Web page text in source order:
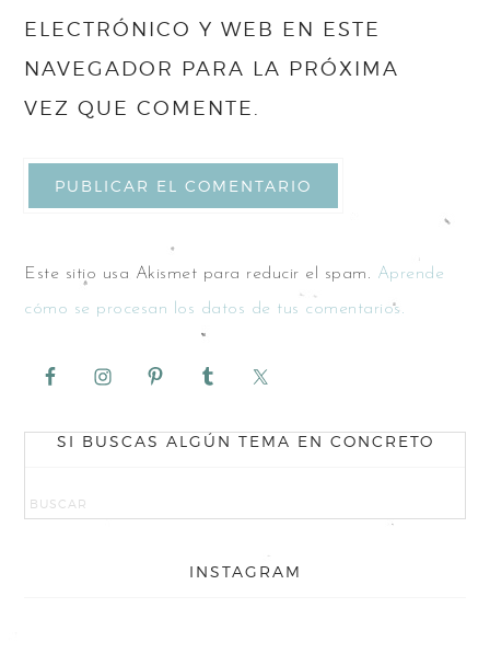
ELECTRÓNICO Y WEB EN ESTE
NAVEGADOR PARA LA PRÓXIMA
VEZ QUE COMENTE.
Este sitio usa Akismet para reducir el spam. Aprende
cómo se procesan los datos de tus comentarios.
SI BUSCAS ALGÚN TEMA EN CONCRETO
INSTAGRAM